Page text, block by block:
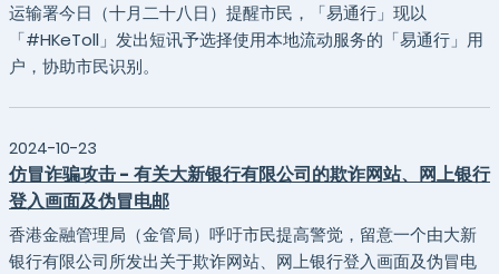
运输署今日（十月二十八日）提醒市民，「易通行」现以
「#HKeToll」发出短讯予选择使用本地流动服务的「易通行」用
户，协助市民识别。
2024-10-23
仿冒诈骗攻击 - 有关大新银行有限公司的欺诈网站、网上银行
登入画面及伪冒电邮
香港金融管理局（金管局）呼吁市民提高警觉，留意一个由大新
银行有限公司所发出关于欺诈网站、网上银行登入画面及伪冒电